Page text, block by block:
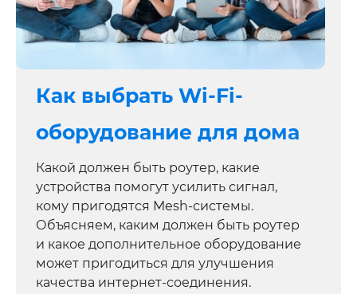
Как выбрать Wi-Fi-
оборудование для дома
Какой должен быть роутер, какие
устройства помогут усилить сигнал,
кому пригодятся Mesh-системы.
Объясняем, каким должен быть роутер
и какое дополнительное оборудование
может пригодиться для улучшения
качества интернет-соединения.